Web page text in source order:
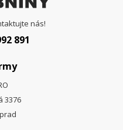
nás!
891
3376